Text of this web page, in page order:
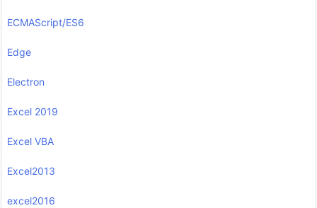
ECMAScript/ES6
Edge
Electron
Excel 2019
Excel VBA
Excel2013
excel2016